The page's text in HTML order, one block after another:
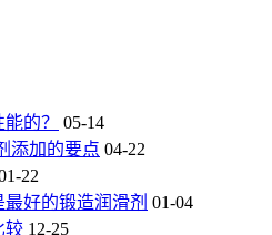
的？
05-14
添加的要点 04-22
22
好的锻造润滑剂 01-04
较 12-25